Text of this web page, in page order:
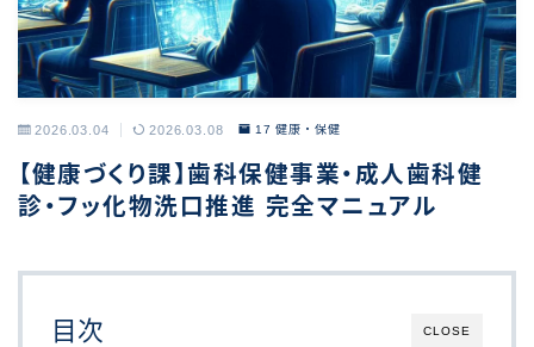
2026.03.04 2026.03.08 17 健康・保健
【健康づくり課】歯科保健事業・成人歯科健
診・フッ化物洗口推進 完全マニュアル
CLOSE
目次